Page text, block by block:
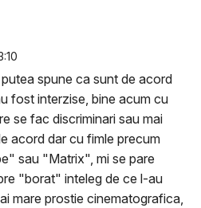
spune ca sunt de acord
fost interzise, bine acum cu
se fac discriminari sau mai
acord dar cu fimle precum
sau "Matrix", mi se pare
"borat" inteleg de ce l-au
mare prostie cinematografica,